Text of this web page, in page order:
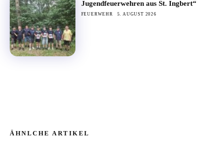
Jugendfeuerwehren aus St. Ingbert“
FEUERWEHR 5. AUGUST 2026
ÄHNLCHE ARTIKEL